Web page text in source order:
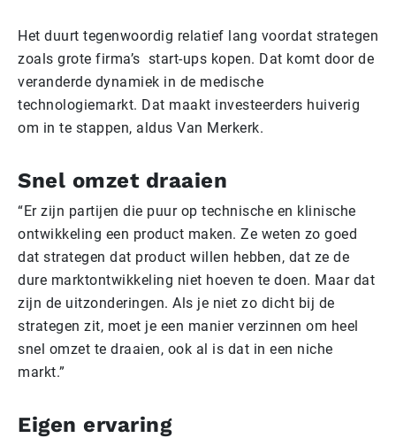
Het duurt tegenwoordig relatief lang voordat strategen
zoals grote firma’s start-ups kopen. Dat komt door de
veranderde dynamiek in de medische
technologiemarkt. Dat maakt investeerders huiverig
om in te stappen, aldus Van Merkerk.
Snel omzet draaien
“Er zijn partijen die puur op technische en klinische
ontwikkeling een product maken. Ze weten zo goed
dat strategen dat product willen hebben, dat ze de
dure marktontwikkeling niet hoeven te doen. Maar dat
zijn de uitzonderingen. Als je niet zo dicht bij de
strategen zit, moet je een manier verzinnen om heel
snel omzet te draaien, ook al is dat in een niche
markt.”
Eigen ervaring